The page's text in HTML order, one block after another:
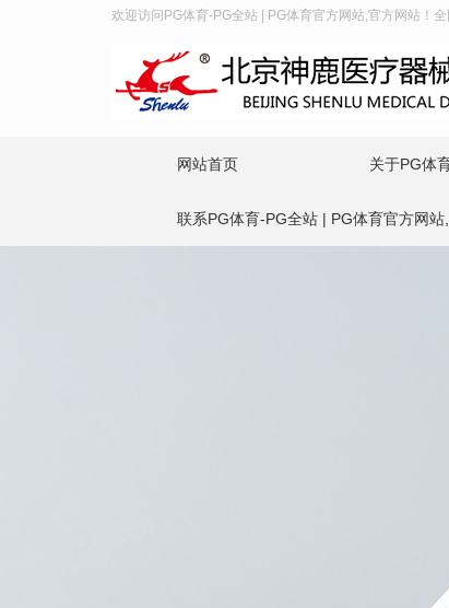
欢迎访问PG体育-PG全站 | PG体育官方网站,官方网站！
网站首页 关于PG体
联系PG体育-PG全站 | PG体育官方网站,